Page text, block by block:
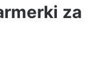
za